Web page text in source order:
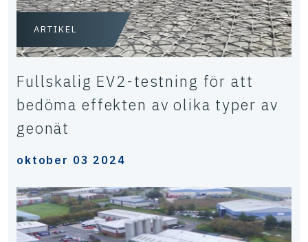
ARTIKEL
Fullskalig EV2-testning för att
bedöma effekten av olika typer av
geonät
oktober 03 2024